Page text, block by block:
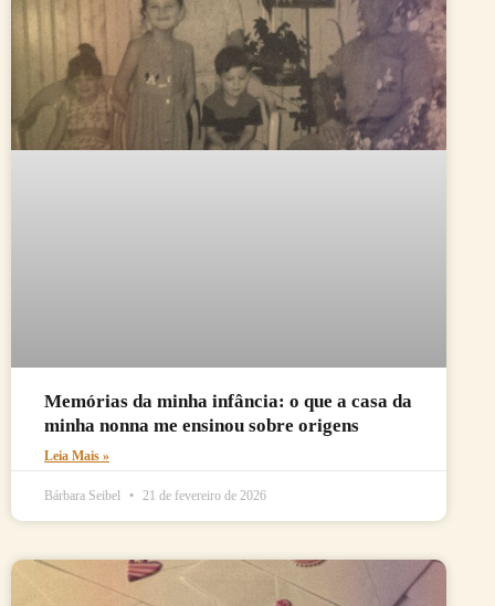
Memórias da minha infância: o que a casa da
minha nonna me ensinou sobre origens
Leia Mais »
Bárbara Seibel 21 de fevereiro de 2026